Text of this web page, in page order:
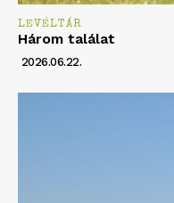
LEVÉLTÁR
Három találat
2026.06.22.